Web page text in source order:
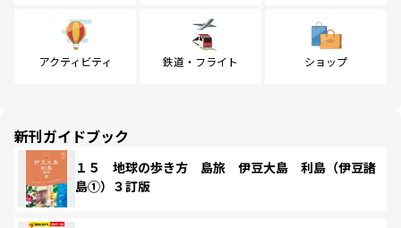
アクティビティ 鉄道・フライト ショップ
新刊ガイドブック
１５ 地球の歩き方 島旅 伊豆大島 利島（伊豆諸
島①）３訂版